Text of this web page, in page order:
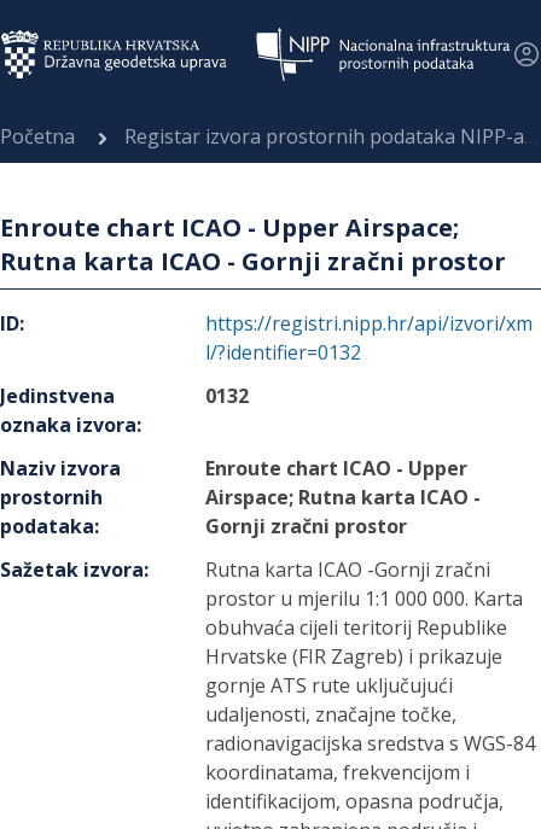
Početna Registar izvora prostornih podataka NIPP-a
Enroute chart ICAO - Upper Airspace;
Rutna karta ICAO - Gornji zračni prostor
ID:
https://registri.nipp.hr/api/izvori/xm
l/?identifier=0132
Jedinstvena
oznaka izvora:
0132
Naziv izvora
prostornih
podataka:
Enroute chart ICAO - Upper
Airspace; Rutna karta ICAO -
Gornji zračni prostor
Sažetak izvora:
Rutna karta ICAO -Gornji zračni
prostor u mjerilu 1:1 000 000. Karta
obuhvaća cijeli teritorij Republike
Hrvatske (FIR Zagreb) i prikazuje
gornje ATS rute uključujući
udaljenosti, značajne točke,
radionavigacijska sredstva s WGS-84
koordinatama, frekvencijom i
identifikacijom, opasna područja,